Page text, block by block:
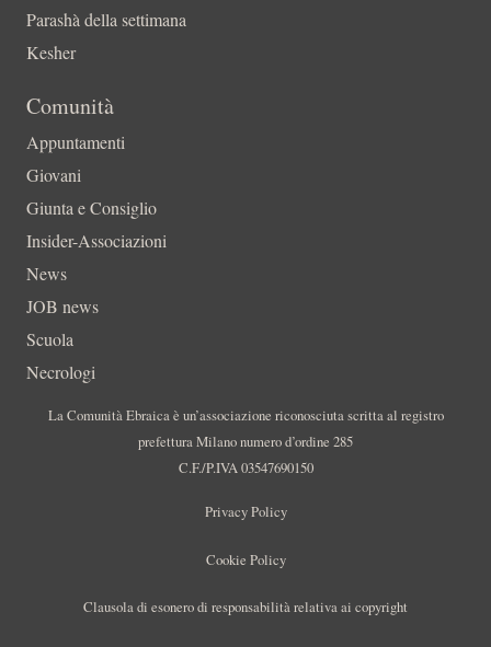
Parashà della settimana
Kesher
Comunità
Appuntamenti
Giovani
Giunta e Consiglio
Insider-Associazioni
News
JOB news
Scuola
Necrologi
La Comunità Ebraica è un’associazione riconosciuta scritta al registro
prefettura Milano numero d’ordine 285
C.F./P.IVA 03547690150
Privacy Policy
Cookie Policy
Clausola di esonero di responsabilità relativa ai copyright